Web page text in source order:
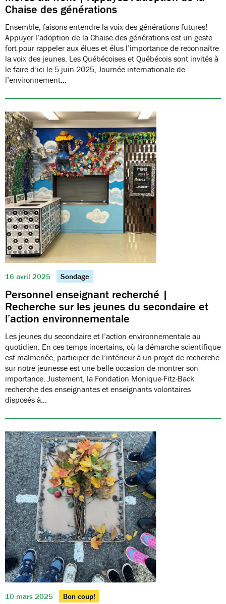
Chaise des générations
Ensemble, faisons entendre la voix des générations futures!
Appuyer l’adoption de la Chaise des générations est un geste
fort pour rappeler aux élues et élus l’importance de reconnaître
la voix des jeunes. Les Québécoises et Québécois sont invités à
le faire d’ici le 5 juin 2025, Journée internationale de
l’environnement…
16 avril 2025 Sondage
Personnel enseignant recherché |
Recherche sur les jeunes du secondaire et
l’action environnementale
Les jeunes du secondaire et l’action environnementale au
quotidien. En ces temps incertains, où la démarche scientifique
est malmenée, participer de l’intérieur à un projet de recherche
sur notre jeunesse est une belle occasion de montrer son
importance. Justement, la Fondation Monique-Fitz-Back
recherche des enseignantes et enseignants volontaires
disposés à…
10 mars 2025 Bon coup!